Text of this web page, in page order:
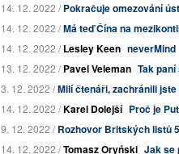
14. 12. 2022 /Pokračuje omezování
14. 12. 2022 /Má teď Čína na
14. 12. 2022 /Lesley Keen neverMind
13. 12. 2022 /Pavel Veleman Tak
3. 12. 2022 /Milí čtenáři, zachránili
14. 12. 2022 /Karel Dolejší Proč je
9. 12. 2022 /Rozhovor Britských listů
14. 12. 2022 /Tomasz Oryński Jak se